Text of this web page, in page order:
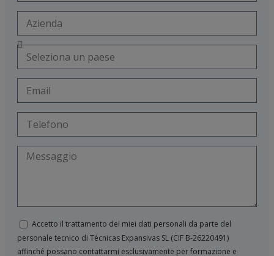
Accetto il trattamento dei miei dati personali da parte del
personale tecnico di Técnicas Expansivas SL (CIF B-­26220491)
affinché possano contattarmi esclusivamente per formazione e